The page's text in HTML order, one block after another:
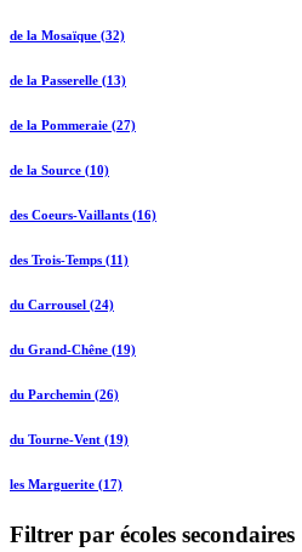
de la Mosaïque (32)
de la Passerelle (13)
de la Pommeraie (27)
de la Source (10)
des Coeurs-Vaillants (16)
des Trois-Temps (11)
du Carrousel (24)
du Grand-Chêne (19)
du Parchemin (26)
du Tourne-Vent (19)
les Marguerite (17)
Filtrer par écoles secondaires